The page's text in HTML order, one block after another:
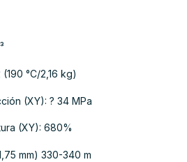
°C/2,16 kg)
(XY): ? 34 MPa
(XY): 680%
mm) 330-340 m